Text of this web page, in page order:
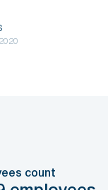
count